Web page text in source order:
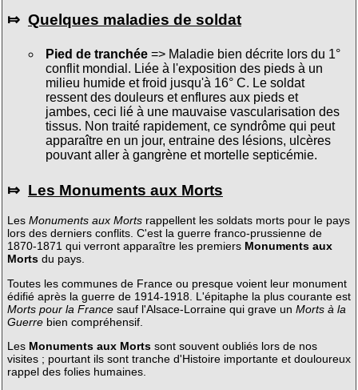
⤇ Quelques maladies de soldat
Pied de tranchée=> Maladie bien décrite lors du 1°
conflit mondial. Liée à l'exposition des pieds à un
milieu humide et froid jusqu'à 16° C. Le soldat
ressent des douleurs et enflures aux pieds et
jambes, ceci lié à une mauvaise vascularisation des
tissus. Non traité rapidement, ce syndrôme qui peut
apparaître en un jour, entraine des lésions, ulcères
pouvant aller à gangrène et mortelle septicémie.
⤇ Les Monuments aux Morts
Les Monuments aux Mortsrappellent les soldats morts pour le pays
lors des derniers conflits. C'est la guerre franco-prussienne de
1870-1871 qui verront apparaître les premiers Monuments aux
Mortsdu pays.
Toutes les communes de France ou presque voient leur monument
édifié après la guerre de 1914-1918. L'épitaphe la plus courante est
Morts pour la Francesauf l'Alsace-Lorraine qui grave un Morts à la
Guerrebien compréhensif.
Les Monuments aux Mortssont souvent oubliés lors de nos
visites ; pourtant ils sont tranche d'Histoire importante et douloureux
rappel des folies humaines.